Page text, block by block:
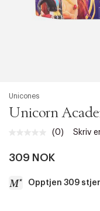
Unicones
Unicorn
Ingen
Samme
(0) Skriv
309 NOK
Opptjen 309